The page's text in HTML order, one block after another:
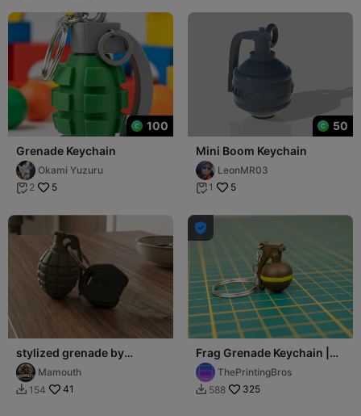
100
Grenade Keychain
Okami Yuzuru
 2 5
50
Mini Boom Keychain
LeonMR03
 1 5
stylized grenade by
mamouth
Mamouth
 154 41

Frag Grenade Keychain |
CS-GO Grenade
ThePrintingBros
 588 325